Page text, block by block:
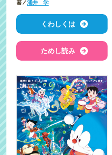
著／涌井 学
くわしくは
ためし読み